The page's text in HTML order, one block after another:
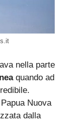
nella parte
quando ad
Nuova
dalla